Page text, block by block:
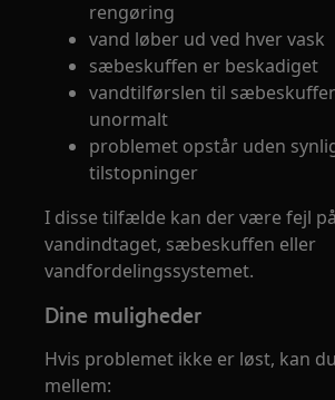
rengøring
vand løber ud ved hver vask
sæbeskuffen er beskadiget
vandtilførslen til
unormalt
problemet opstår uden
tilstopninger
I disse tilfælde kan der være fejl på
vandindtaget, sæbeskuffen eller
vandfordelingssystemet.
Dine muligheder
Hvis problemet ikke er løst, kan
mellem: